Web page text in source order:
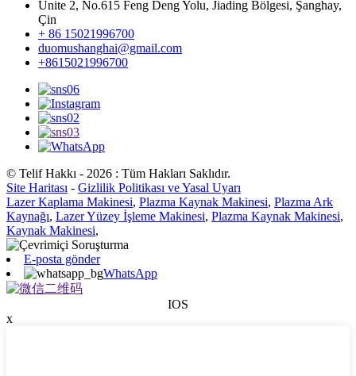
Ünite 2, No.615 Feng Deng Yolu, Jiading Bölgesi, Şanghay,
Çin
+ 86 15021996700
duomushanghai@gmail.com
+8615021996700
© Telif Hakkı - 2026 : Tüm Hakları Saklıdır.
Site Haritası - Gizlilik Politikası ve Yasal Uyarı
Lazer Kaplama Makinesi, Plazma Kaynak Makinesi, Plazma Ark
Kaynağı, Lazer Yüzey İşleme Makinesi, Plazma Kaynak Makinesi,
Kaynak Makinesi,
E-posta gönder
WhatsApp
IOS
x